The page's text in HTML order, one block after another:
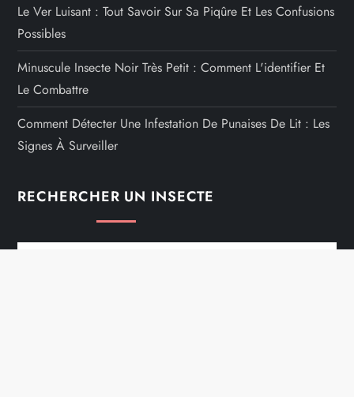
Le Ver Luisant : Tout Savoir Sur Sa Piqûre Et Les Confusions
Possibles
Minuscule Insecte Noir Très Petit : Comment L'identifier Et
Le Combattre
Comment Détecter Une Infestation De Punaises De Lit : Les
Signes À Surveiller
RECHERCHER UN INSECTE
Rechercher :